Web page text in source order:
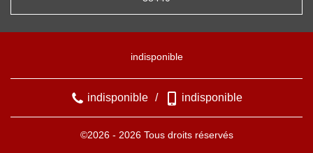
indisponible
indisponible / indisponible
©2026 - 2026 Tous droits réservés